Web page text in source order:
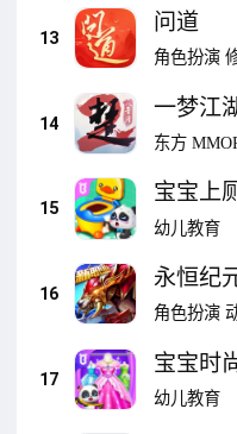
13
问道
角色扮演
14
一梦江
东方
15
宝宝上
幼儿教育
16
永恒纪
角色扮演
17
宝宝时
幼儿教育